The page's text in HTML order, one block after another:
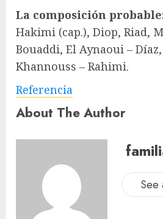
La composición
Hakimi (cap.), Diop, Riad,
Bouaddi, El Aynaoui –
Khannouss – Rahimi.
Referencia
About The Author
See